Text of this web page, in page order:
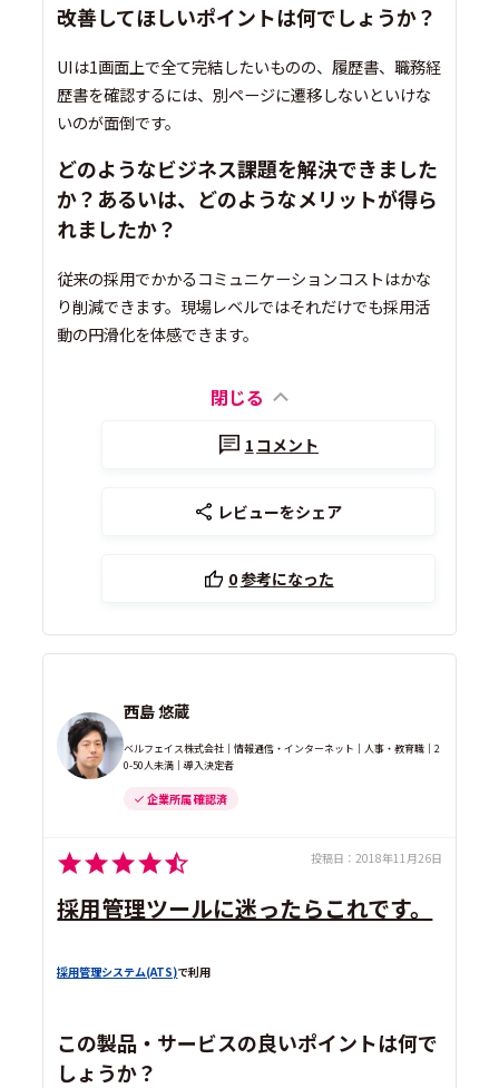
改善してほしいポイントは何でしょうか？
UIは1画面上で全て完結したいものの、履歴書、職務経
歴書を確認するには、別ページに遷移しないといけな
いのが面倒です。
どのようなビジネス課題を解決できました
か？あるいは、どのようなメリットが得ら
れましたか？
従来の採用でかかるコミュニケーションコストはかな
り削減できます。現場レベルではそれだけでも採用活
動の円滑化を体感できます。
閉じる
1 コメント
レビューをシェア
0参考になった
西島 悠蔵
ベルフェイス株式会社｜情報通信・インターネット｜人事・教育職｜2
0-50人未満｜導入決定者
企業所属 確認済
投稿日： 2018年11月26日
採用管理ツールに迷ったらこれです。
採用管理システム(ATS)で利用
この製品・サービスの良いポイントは何で
しょうか？